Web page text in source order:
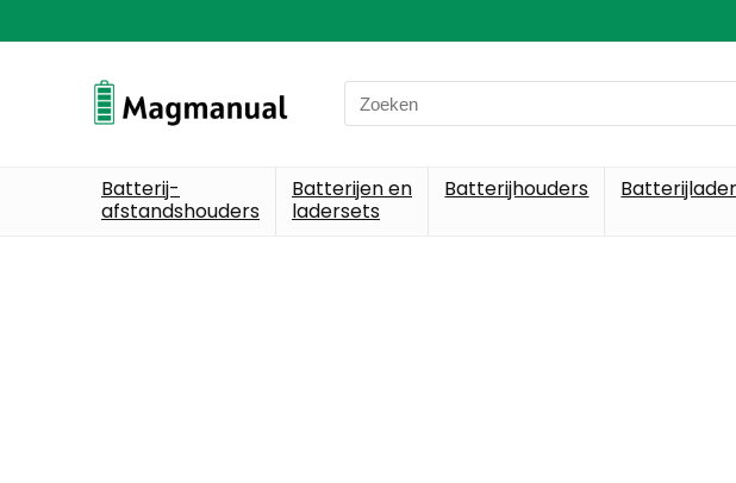
Batterij-
afstandshouders
Batterijen en
ladersets
Batterijhouders